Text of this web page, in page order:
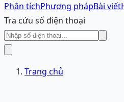
Phân tíchPhương phápBài viết
Tra cứu số điện thoại
Trang chủ